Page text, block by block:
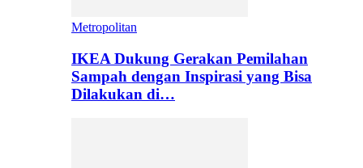
Metropolitan
IKEA Dukung Gerakan Pemilahan
Sampah dengan Inspirasi yang Bisa
Dilakukan di…